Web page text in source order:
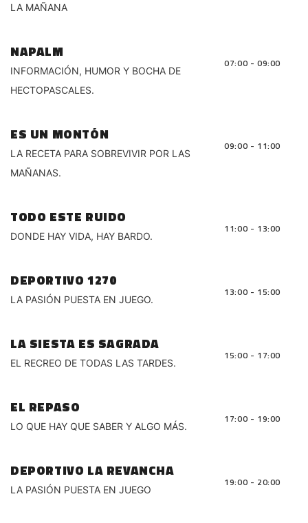
LA MAÑANA
NAPALM
07:00 - 09:00
INFORMACIÓN, HUMOR Y BOCHA DE
HECTOPASCALES.
ES UN MONTÓN
09:00 - 11:00
LA RECETA PARA SOBREVIVIR POR LAS
MAÑANAS.
TODO ESTE RUIDO
11:00 - 13:00
DONDE HAY VIDA, HAY BARDO.
DEPORTIVO 1270
13:00 - 15:00
LA PASIÓN PUESTA EN JUEGO.
LA SIESTA ES SAGRADA
15:00 - 17:00
EL RECREO DE TODAS LAS TARDES.
EL REPASO
17:00 - 19:00
LO QUE HAY QUE SABER Y ALGO MÁS.
DEPORTIVO LA REVANCHA
19:00 - 20:00
LA PASIÓN PUESTA EN JUEGO